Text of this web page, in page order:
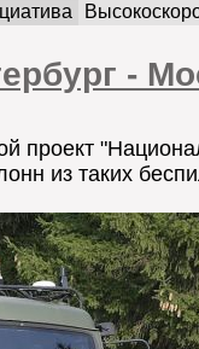
-
проект
из таких